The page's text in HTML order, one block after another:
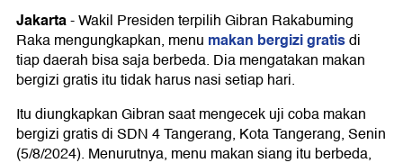
Jakarta-Wakil Presiden terpilih Gibran Rakabuming
Raka mengungkapkan, menu makan bergizi gratisdi
tiap daerah bisa saja berbeda. Dia mengatakan makan
bergizi gratis itu tidak harus nasi setiap hari.
Itu diungkapkan Gibran saat mengecek uji coba makan
bergizi gratis di SDN 4 Tangerang, Kota Tangerang, Senin
(5/8/2024). Menurutnya, menu makan siang itu berbeda,